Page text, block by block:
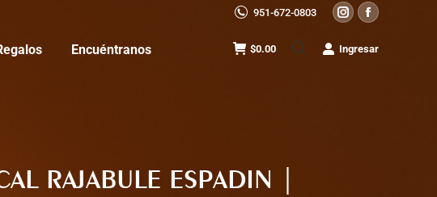
951-672-0803
Instagram
Facebook
Encuéntranos $0.00 Ingresar
RAJABULE ESPADIN |